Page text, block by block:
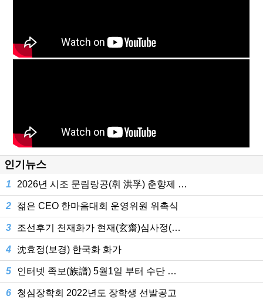
인기뉴스
1 2026년 시조 문림랑공(휘 洪孚) 춘향제 …
2 젊은 CEO 한마음대회 운영위원 위촉식
3 조선후기 천재화가 현재(玄齋)심사정(…
4 沈효정(보경) 한국화 화가
5 인터넷 족보(族譜) 5월1일 부터 수단 …
6 청심장학회 2022년도 장학생 선발공고